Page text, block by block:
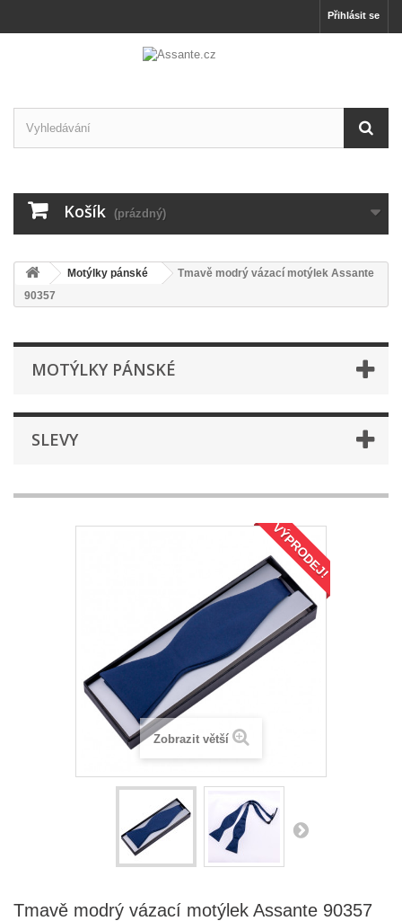
Přihlásit se
Košík (prázdný)
Motýlky pánské
Tmavě modrý vázací motýlek Assante
90357
MOTÝLKY PÁNSKÉ
SLEVY
VÝPRODEJ!
Zobrazit větší
Tmavě modrý vázací motýlek Assante 90357